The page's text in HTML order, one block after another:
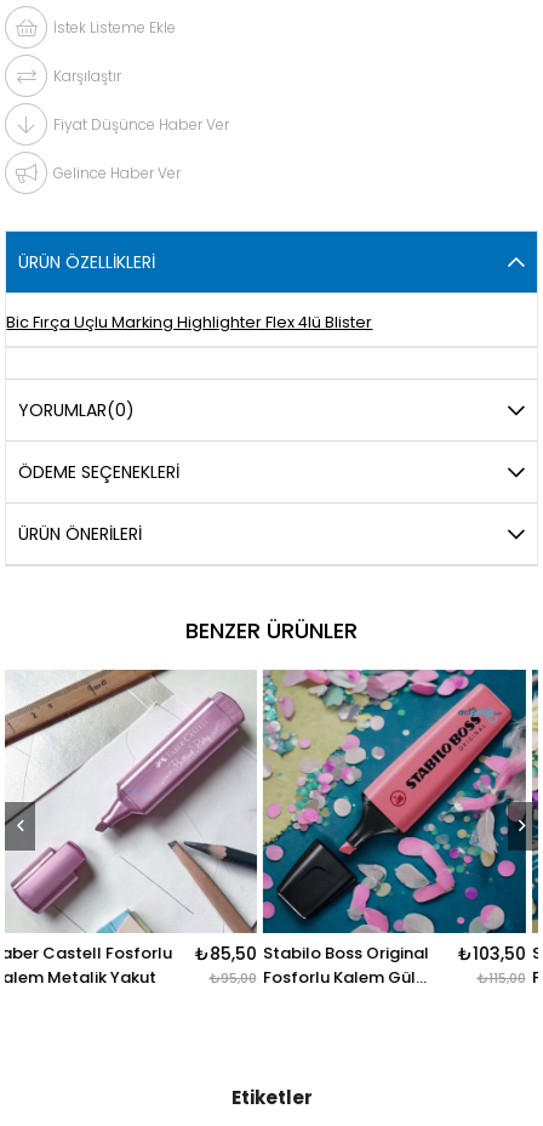
İstek Listeme Ekle
Karşılaştır
Fiyat Düşünce Haber Ver
Gelince Haber Ver
ÜRÜN ÖZELLIKLERI
Bic Fırça Uçlu Marking Highlighter Flex 4lü Blister
YORUMLAR(0)
ÖDEME SEÇENEKLERI
ÜRÜN ÖNERILERI
BENZER ÜRÜNLER
₺85,50
₺95,00
Stabilo Boss Original
Fosforlu Kalem Gül
₺103,50
₺115,00
Stabilo Boss Original
Fosforlu Kalem Buzlu
Etiketler